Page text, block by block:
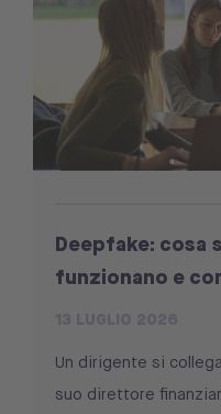
Deepfake: cosa
funzionano e
Un dirigente si
suo direttore